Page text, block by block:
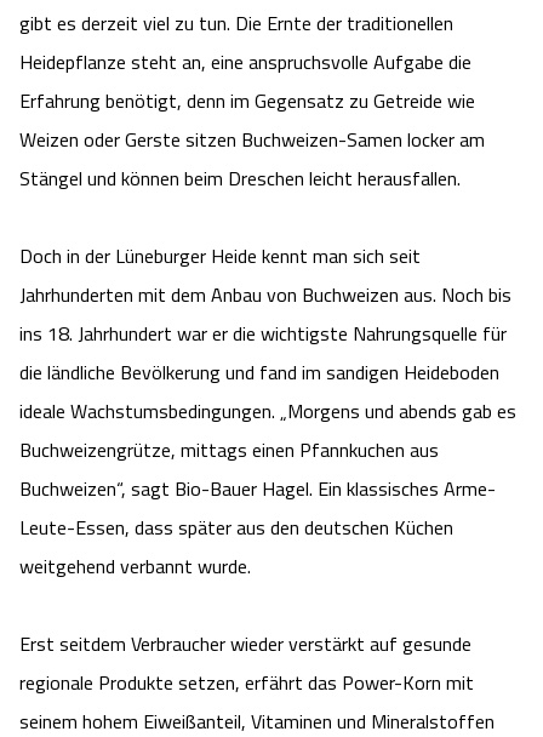
Veranstaltungen
Unterkünfte
Ausflugsziele
gibt es derzeit viel zu tun. Die Ernte der traditionellen
Heidepflanze steht an, eine anspruchsvolle Aufgabe die
Erfahrung benötigt, denn im Gegensatz zu Getreide wie
Weizen oder Gerste sitzen Buchweizen-Samen locker am
Stängel und können beim Dreschen leicht herausfallen.
Doch in der Lüneburger Heide kennt man sich seit
Jahrhunderten mit dem Anbau von Buchweizen aus. Noch bis
ins 18. Jahrhundert war er die wichtigste Nahrungsquelle für
die ländliche Bevölkerung und fand im sandigen Heideboden
ideale Wachstumsbedingungen. „Morgens und abends gab es
Buchweizengrütze, mittags einen Pfannkuchen aus
Buchweizen“, sagt Bio-Bauer Hagel. Ein klassisches Arme-
Leute-Essen, dass später aus den deutschen Küchen
weitgehend verbannt wurde.
Erst seitdem Verbraucher wieder verstärkt auf gesunde
regionale Produkte setzen, erfährt das Power-Korn mit
seinem hohem Eiweißanteil, Vitaminen und Mineralstoffen